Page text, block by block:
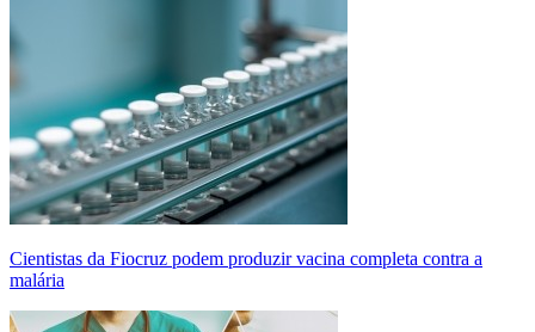
Cientistas da Fiocruz podem produzir vacina completa contra a
malária